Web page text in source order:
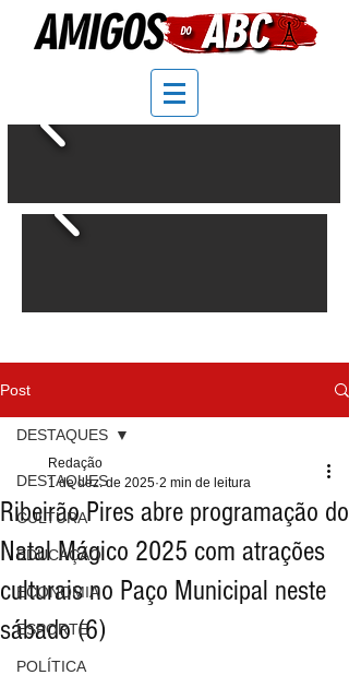
Post
DESTAQUES
CULTURA
EDUCAÇÃO
ECONOMIA
ESPORTE
POLÍTICA
DESTAQUES
Ribeirão Pires abre programação do
Natal Mágico 2025 com atrações
culturais no Paço Municipal neste
sábado (6)
Redação
1 de dez. de 2025 2 min de leitura